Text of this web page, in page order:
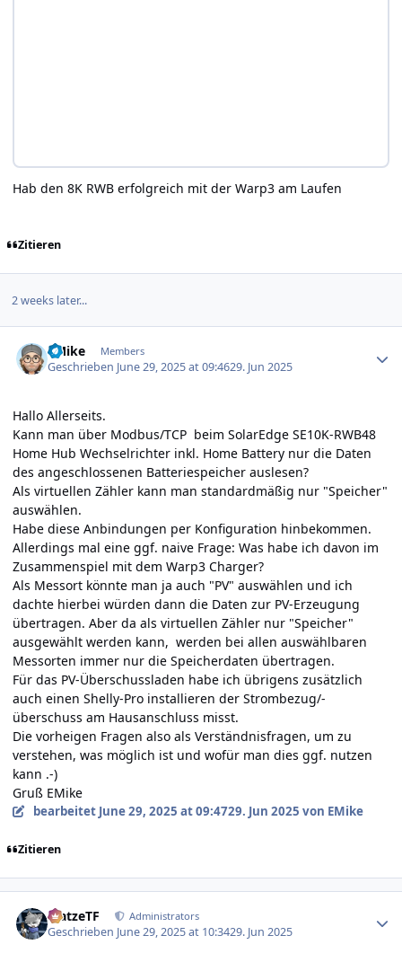
Hab den 8K RWB erfolgreich mit der Warp3 am Laufen
Zitieren
2 weeks later...
EMike Members
Geschrieben June 29, 2025 at 09:4629. Jun 2025
Hallo Allerseits.
Kann man über Modbus/TCP beim SolarEdge SE10K-RWB48
Home Hub Wechselrichter inkl. Home Battery nur die Daten
des angeschlossenen Batteriespeicher auslesen?
Als virtuellen Zähler kann man standardmäßig nur "Speicher"
auswählen.
Habe diese Anbindungen per Konfiguration hinbekommen.
Allerdings mal eine ggf. naive Frage: Was habe ich davon im
Zusammenspiel mit dem Warp3 Charger?
Als Messort könnte man ja auch "PV" auswählen und ich
dachte hierbei würden dann die Daten zur PV-Erzeugung
übertragen. Aber da als virtuellen Zähler nur "Speicher"
ausgewählt werden kann, werden bei allen auswählbaren
Messorten immer nur die Speicherdaten übertragen.
Für das PV-Überschussladen habe ich übrigens zusätzlich
auch einen Shelly-Pro installieren der Strombezug/-
überschuss am Hausanschluss misst.
Die vorheigen Fragen also als Verständnisfragen, um zu
verstehen, was möglich ist und wofür man dies ggf. nutzen
kann .-)
Gruß EMike
bearbeitet June 29, 2025 at 09:4729. Jun 2025 von EMike
Zitieren
MatzeTF Administrators
Geschrieben June 29, 2025 at 10:3429. Jun 2025